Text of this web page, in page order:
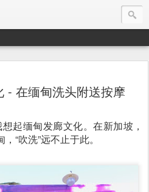
- 在缅甸洗头附送按摩
起缅甸发廊文化。在新加坡，
“吹洗”远不止于此。